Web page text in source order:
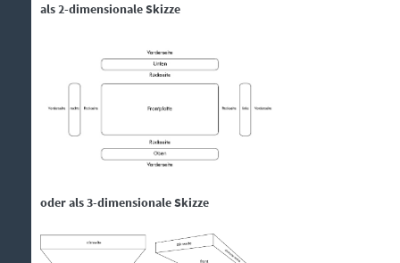
als 2-dimensionale Skizze
oder als 3-dimensionale Skizze